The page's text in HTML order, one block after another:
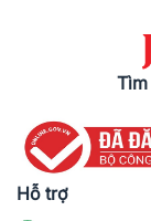
Hỗ trợ